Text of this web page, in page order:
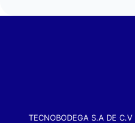
TECNOBODEGA S.A DE C.V